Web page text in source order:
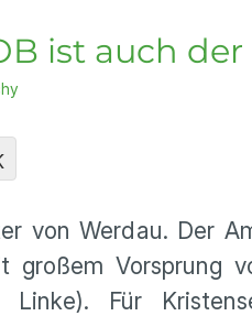
ist auch
von Werdau. Der
Vorsprung
Für